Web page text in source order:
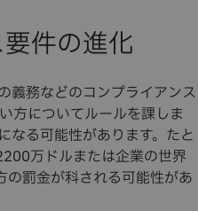
件の進化
義務などのコンプライアンス
方についてルールを課しま
なる可能性があります。たと
万ドルまたは企業の世界
罰金が科される可能性があ